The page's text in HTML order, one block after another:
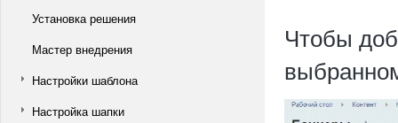
Установка решения
Мастер внедрения
Настройки шаблона
Настройка шапки
Чтобы